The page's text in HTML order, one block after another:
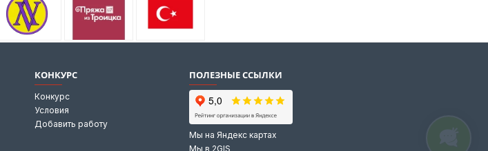
КОНКУРС
Конкурс
Условия
Добавить работу
ПОЛЕЗНЫЕ ССЫЛКИ
Мы на Яндекс картах
Мы в 2GIS